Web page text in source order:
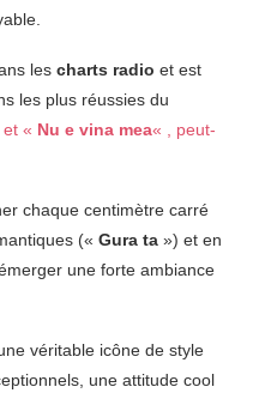
les charts radio et est
les plus réussies du
et « Nu e vina mea« , peut-
chaque centimètre carré
(« Gura ta ») et en
une forte ambiance
véritable icône de style
une attitude cool